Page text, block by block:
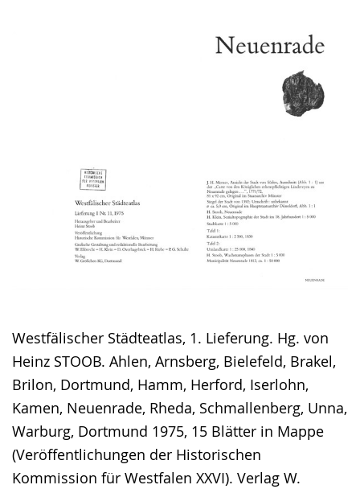
Westfälischer Städteatlas, 1. Lieferung. Hg. von
Heinz STOOB. Ahlen, Arnsberg, Bielefeld, Brakel,
Brilon, Dortmund, Hamm, Herford, Iserlohn,
Kamen, Neuenrade, Rheda, Schmallenberg, Unna,
Warburg, Dortmund 1975, 15 Blätter in Mappe
(Veröffentlichungen der Historischen
Kommission für Westfalen XXVI). Verlag W.